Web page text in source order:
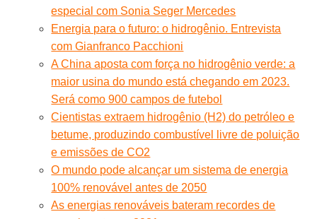
especial com Sonia Seger Mercedes
Energia para o futuro: o hidrogênio. Entrevista
com Gianfranco Pacchioni
A China aposta com força no hidrogênio verde: a
maior usina do mundo está chegando em 2023.
Será como 900 campos de futebol
Cientistas extraem hidrogênio (H2) do petróleo e
betume, produzindo combustível livre de poluição
e emissões de CO2
O mundo pode alcançar um sistema de energia
100% renovável antes de 2050
As energias renováveis bateram recordes de